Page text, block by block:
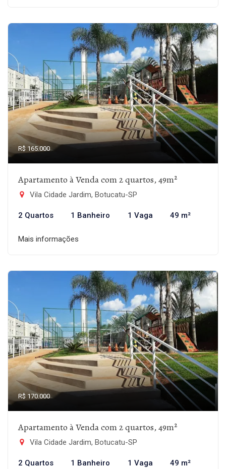
R$ 165.000
Apartamento à Venda com 2 quartos, 49m²
Vila Cidade Jardim, Botucatu-SP
2 Quartos 1 Banheiro 1 Vaga 49 m²
Mais informações
R$ 170.000
Apartamento à Venda com 2 quartos, 49m²
Vila Cidade Jardim, Botucatu-SP
2 Quartos 1 Banheiro 1 Vaga 49 m²